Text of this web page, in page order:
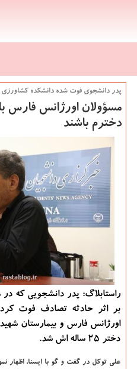
پدر دانشجوی فوت شده دانشكده كشاورزی
مسؤولان اورژانس فارس
دخترم باشند
راستابلاگ: پدر دانشجویی كه
بر اثر حادثه تصادف فوت
اورژانس فارس و بیمارستان
دختر 25 ساله اش شد.
علی توكل در گفت و گو با ایسنا،اظهار